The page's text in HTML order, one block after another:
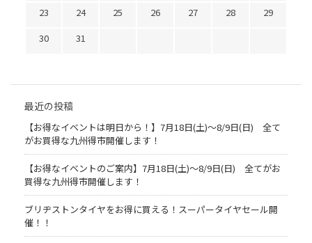
23
24 25 26 27 28
29
30
31
最近の投稿
【お得なイベントは明日から！】7月18日(土)～8/9日(日) 全て
がお買得な九州得市開催します！
【お得なイベントのご案内】7月18日(土)～8/9日(日) 全てがお
買得な九州得市開催します！
ブリヂストンタイヤをお得に買える！スーパータイヤセール開
催！！